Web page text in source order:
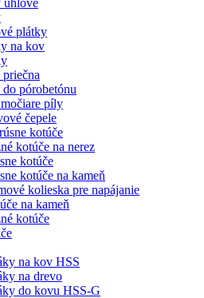
plátky
na kov
priečna
do pórobetónu
píly
čepele
kotúče
kotúče na nerez
kotúče
kotúče na kameň
kolieska pre napájanie
na kameň
kotúče
na kov HSS
na drevo
do kovu HSS-G